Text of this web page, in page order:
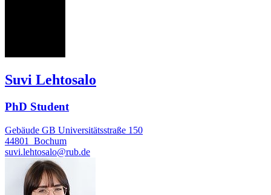
Suvi Lehtosalo
PhD Student
Gebäude GB Universitätsstraße 150
44801
Bochum
suvi.lehtosalo@rub.de